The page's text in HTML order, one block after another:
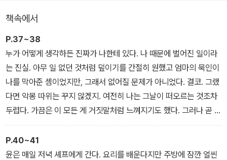
소년들의 이야기를 따스하고도 정교한 시선으로 담아낸 이 작품은,
각자의 몫으로 남겨진 아픔을 딛고 성장하는 소년들의 모습을 생생하
게 그려내고 있다.
책속에서
P.37~38
누가 어떻게 생각하든 진짜가 나한테 있다. 나 때문에 벌어진 일이라
는 진실. 아무 일 없던 것처럼 덮이기를 간절히 원했고 엄마의 묵인이
나를 막아준 셈이었지만, 그래서 없어질 문제가 아니었다. 결코. 그랬
다면 악몽 따위는 꾸지 않겠지. 여전히 나는 그날이 떠오르는 것조차
두렵다. 가끔은 이 모든 게 거짓말처럼 느껴지기도 했다. 그러나 곧 뼈
가 아프게 인정할 수밖에 없었다. 시간이 지날수록 철이 들수록 분명
해지는 죄의식 때문에 힘들었고, 엄마가 그걸 보고도 묵인했다는 게
악몽 같은 약점이 돼버렸다. 엄마가 잊어버렸든 기억하든 상관없이
P.40~41
윤은 매일 저녁 셰프에게 간다. 요리를 배운다지만 주방에 잠깐 얼씬